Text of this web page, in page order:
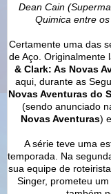
Dean Cain
Quimica entre
Certamente uma das
de Aço. Originalmente
& Clark: As Novas
aqui, durante as
Novas Aventuras do
(sendo anunciado
Novas Aventuras)
A série teve uma
temporada. Na
sua equipe de
Singer, prometeu